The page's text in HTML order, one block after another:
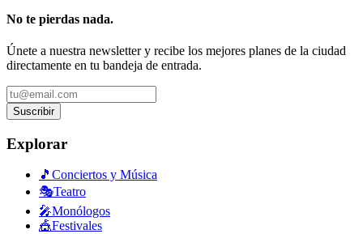
No te pierdas nada.
Únete a nuestra newsletter y recibe los mejores planes de la ciudad
directamente en tu bandeja de entrada.
Suscribir
Explorar
🎵 Conciertos y Música
🎭Teatro
🎤Monólogos
🎪Festivales